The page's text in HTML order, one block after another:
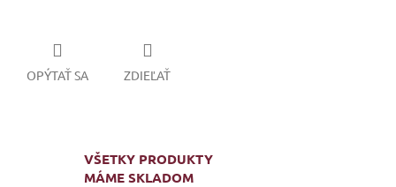
OPÝTAŤ SA ZDIEĽAŤ
VŠETKY PRODUKTY
MÁME SKLADOM